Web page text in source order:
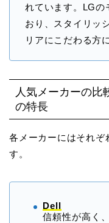
れています。LGの
おり、スタイリッ
リアにこだわる方
人気メーカーの比
の特長
各メーカーにはそれぞ
す。
Dell
信頼性が高く